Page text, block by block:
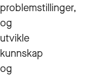
problemstillinger,
og
utvikle
kunnskap
og